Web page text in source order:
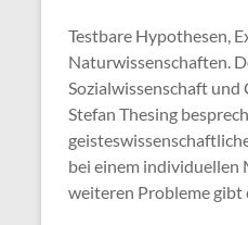
Testbare Hypothesen,
Naturwissenschaften.
Sozialwissenschaft und
Stefan Thesing
bei einem individuellen
weiteren Probleme gibt